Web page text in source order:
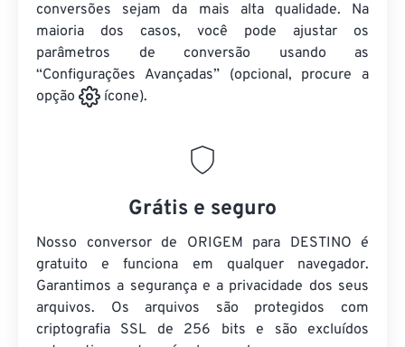
conversões sejam da mais alta qualidade. Na
maioria dos casos, você pode ajustar os
parâmetros de conversão usando as
“Configurações Avançadas” (opcional, procure a
opção
ícone).
Grátis e seguro
Nosso conversor de ORIGEM para DESTINO é
gratuito e funciona em qualquer navegador.
Garantimos a segurança e a privacidade dos seus
arquivos. Os arquivos são protegidos com
criptografia SSL de 256 bits e são excluídos